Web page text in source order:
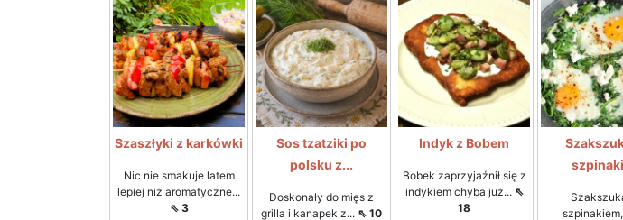
Szaszłyki z karkówki
Nic nie smakuje latem
lepiej niż aromatyczne...
⇖ 3
Sos tzatziki po
polsku z...
Doskonały do mięs z
grilla i kanapek z... ⇖ 10
Indyk z Bobem
Bobek zaprzyjaźnił się z
indykiem chyba już... ⇖
18